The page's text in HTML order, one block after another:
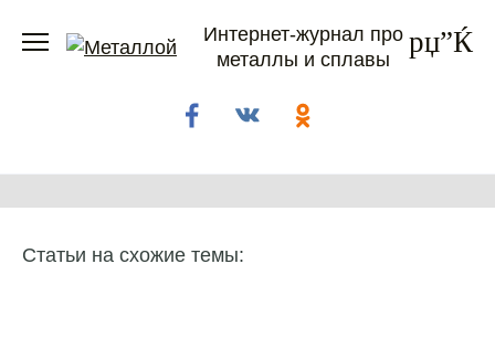
Интернет-журнал про
металлы и сплавы
Статьи на схожие темы: